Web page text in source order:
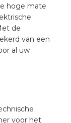
hoge mate
de
van een
al uw
voor het